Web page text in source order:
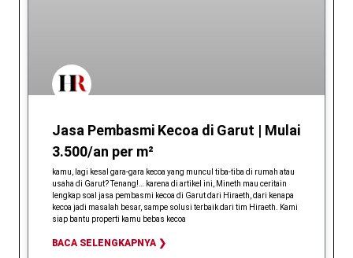
Jasa Pembasmi Kecoa di Garut | Mulai
3.500/an per m²
kamu, lagi kesal gara-gara kecoa yang muncul tiba-tiba di rumah atau
usaha di Garut? Tenang!… karena di artikel ini, Mineth mau ceritain
lengkap soal jasa pembasmi kecoa di Garut dari Hiraeth, dari kenapa
kecoa jadi masalah besar, sampe solusi terbaik dari tim Hiraeth. Kami
siap bantu properti kamu bebas kecoa
BACA SELENGKAPNYA ❯